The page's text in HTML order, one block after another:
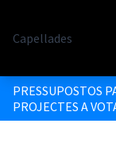
Capellades
PRESSUPOSTOS
PROJECTES A